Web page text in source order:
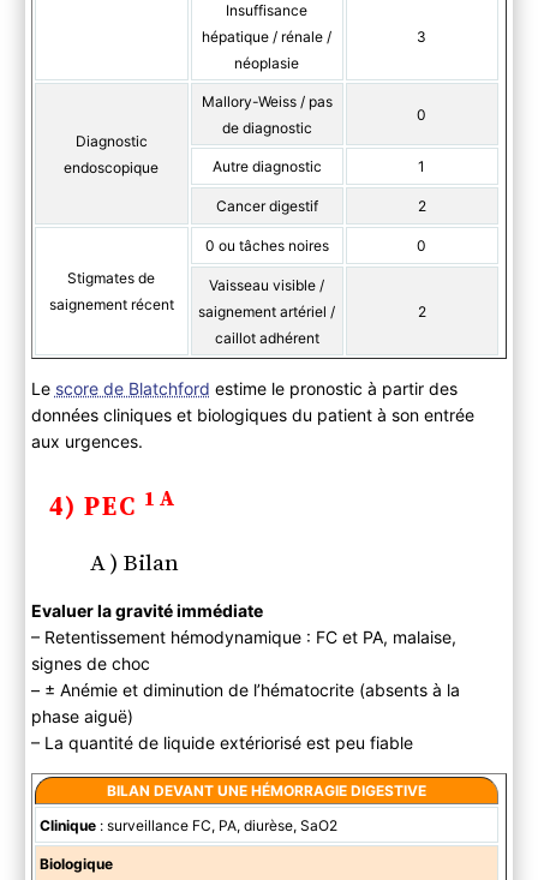
Insuffisance
hépatique / rénale /
néoplasie
3
Diagnostic
endoscopique
Mallory-Weiss / pas
de diagnostic
0
Autre diagnostic 1
Cancer digestif 2
Stigmates de
saignement récent
0 ou tâches noires 0
Vaisseau visible /
saignement artériel /
caillot adhérent
2
Le score de Blatchford estime le pronostic à partir des
données cliniques et biologiques du patient à son entrée
aux urgences.
4) PEC 1A
A ) Bilan
Evaluer la gravité immédiate
– Retentissement hémodynamique : FC et PA, malaise,
signes de choc
– ± Anémie et diminution de l’hématocrite (absents à la
phase aiguë)
– La quantité de liquide extériorisé est peu fiable
BILAN DEVANT UNE HÉMORRAGIE DIGESTIVE
Clinique : surveillance FC, PA, diurèse, SaO2
Biologique